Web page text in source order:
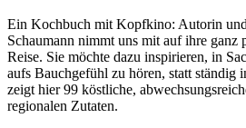
Ein Kochbuch mit Kopfkino: Autorin
Schaumann nimmt uns mit auf ihre ganz
Reise. Sie möchte dazu inspirieren, in
aufs Bauchgefühl zu hören, statt ständig
zeigt hier 99 köstliche,
regionalen Zutaten.